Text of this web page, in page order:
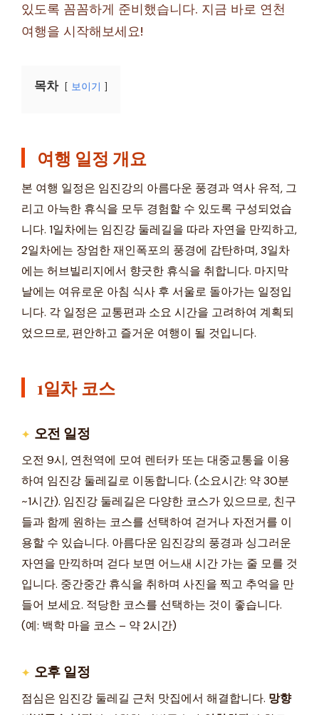
있도록 꼼꼼하게 준비했습니다. 지금 바로 연천
여행을 시작해보세요!
목차 보이기
여행 일정 개요
본 여행 일정은 임진강의 아름다운 풍경과 역사 유적, 그
리고 아늑한 휴식을 모두 경험할 수 있도록 구성되었습
니다. 1일차에는 임진강 둘레길을 따라 자연을 만끽하고,
2일차에는 장엄한 재인폭포의 풍경에 감탄하며, 3일차
에는 허브빌리지에서 향긋한 휴식을 취합니다. 마지막
날에는 여유로운 아침 식사 후 서울로 돌아가는 일정입
니다. 각 일정은 교통편과 소요 시간을 고려하여 계획되
었으므로, 편안하고 즐거운 여행이 될 것입니다.
1일차 코스
오전 일정
오전 9시, 연천역에 모여 렌터카 또는 대중교통을 이용
하여 임진강 둘레길로 이동합니다. (소요시간: 약 30분
~1시간). 임진강 둘레길은 다양한 코스가 있으므로, 친구
들과 함께 원하는 코스를 선택하여 걷거나 자전거를 이
용할 수 있습니다. 아름다운 임진강의 풍경과 싱그러운
자연을 만끽하며 걷다 보면 어느새 시간 가는 줄 모를 것
입니다. 중간중간 휴식을 취하며 사진을 찍고 추억을 만
들어 보세요. 적당한 코스를 선택하는 것이 좋습니다.
(예: 백학 마을 코스 – 약 2시간)
오후 일정
점심은 임진강 둘레길 근처 맛집에서 해결합니다. 망향